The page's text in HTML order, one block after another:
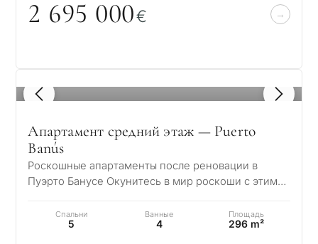
2 695 000€
1 / 8
Апартамент средний этаж — Puerto
Banús
Роскошные апартаменты после реновации в
Пуэрто Банусе Окунитесь в мир роскоши с этими
Спальни
5
Ванные
4
Площадь
296 m²